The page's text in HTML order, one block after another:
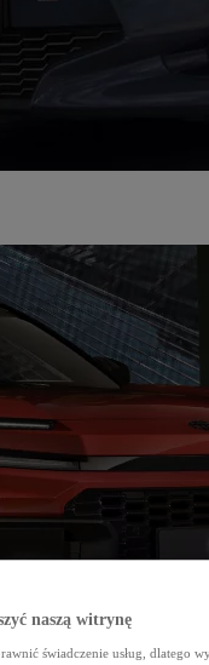
naszą witrynę
świadczenie usług, dlatego